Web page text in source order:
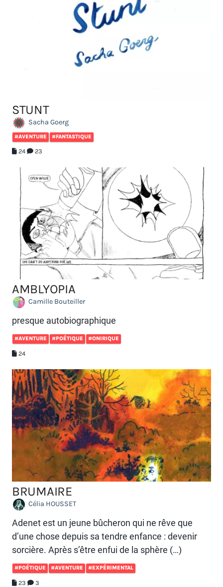
STUNT
Sacha Goerg
#AVENTURE #FANTASTIQUE
24 23
AMBLYOPIA
Camille Bouteiller
presque autobiographique
#AVENTURE #POÉTIQUE #ONIRIQUE
24
BRUMAIRE
Célia HOUSSET
Adenet est un jeune bûcheron qui ne rêve que
d’une chose depuis sa tendre enfance : devenir
sorcière. Après s’être enfui de la sphère (…)
#POÉTIQUE #AVENTURE #EXPÉRIMENTAL
23 3